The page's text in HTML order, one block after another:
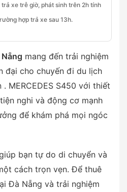
xe trễ giờ, phát sinh trên 2h tính
hợp trả xe sau 13h.
mang đến trải nghiệm
đại cho chuyến đi du lịch
MERCEDES S450 với thiết
nghi và động cơ mạnh
để khám phá mọi ngóc
bạn tự do di chuyển và
cách trọn vẹn. Để thuê
Đà Nẵng và trải nghiệm